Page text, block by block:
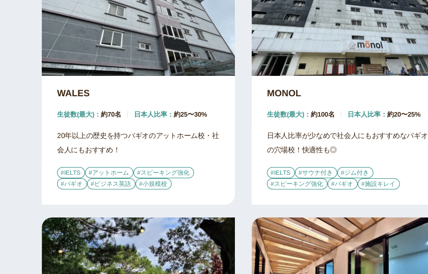
WALES
生徒数(最大)： 約70名 日本人比率： 約25〜30%
20年以上の歴史を持つバギオのアットホーム校・社
会人にもおすすめ！
#IELTS #アットホーム #スピーキング強化
#バギオ #ビジネス英語 #小規模校
MONOL
生徒数(最大)： 約100名 日本人比率： 約20〜25%
日本人比率が少なめで社会人にもおすすめなバギオ
の穴場校！快適性も◎
#IELTS #サウナ付き #ジム付き
#スピーキング強化 #バギオ #施設キレイ